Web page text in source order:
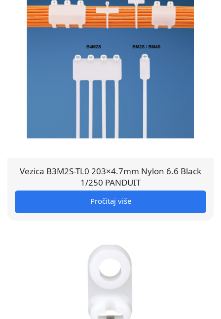
Vezica B3M2S-TL0 203×4.7mm Nylon 6.6 Black
1/250 PANDUIT
Pročitaj više